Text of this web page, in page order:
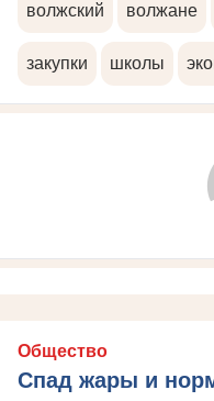
волжский волжане
закупки школы
Общество
Спад жары и